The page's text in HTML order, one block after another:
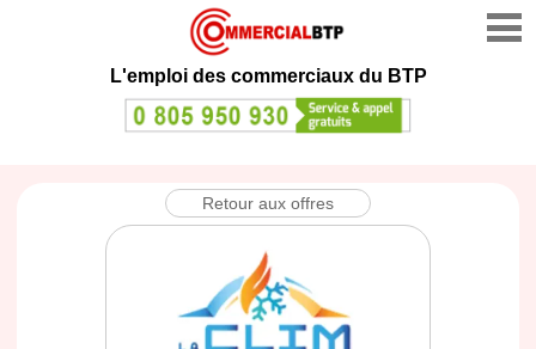
L'emploi des commerciaux du BTP
Retour aux offres